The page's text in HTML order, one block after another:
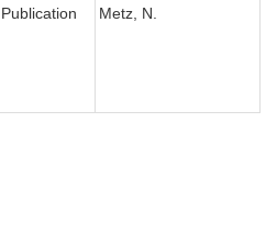
Publication Metz, N.